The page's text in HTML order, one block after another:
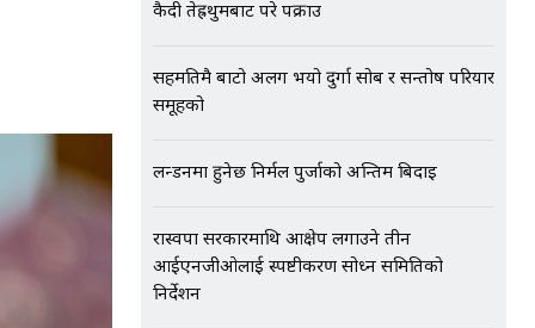
कैदी तेह्रथुमबाट परे पक्राउ
सहमतिमै बाटो अलग भयो दुर्गा सोब र सन्तोष परियार
समूहको
लन्डनमा हुनेछ निर्मल पुर्जाको अन्तिम बिदाइ
रास्वपा सरकारमाथि आक्षेप लगाउने तीन
आईएनजीओलाई स्पष्टीकरण सोध्न समितिको
निर्देशन